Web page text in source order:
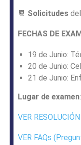
📆 Solicitudes
FECHAS DE
19 de Junio:
20 de Junio:
21 de Junio:
Lugar de examen
VER RESOLUCIÓN
VER FAQs